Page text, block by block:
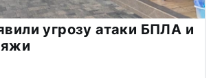
угрозу атаки БПЛА и